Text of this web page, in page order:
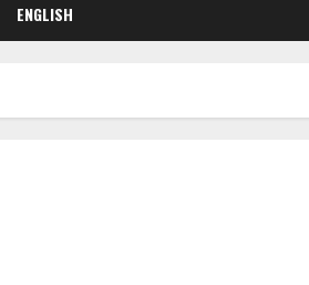
ENGLISH